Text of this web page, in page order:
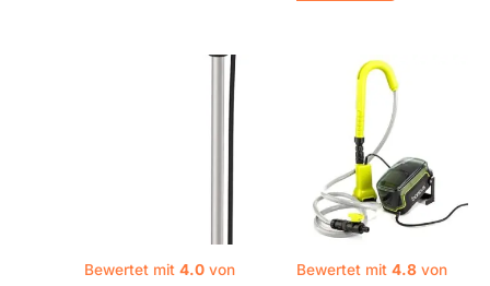
Bewertet mit4.0 von
Bewertet mit 4.8von